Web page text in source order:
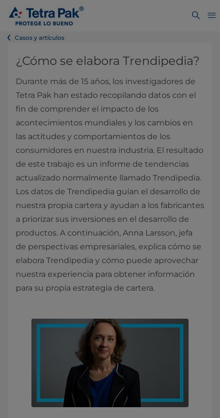
Casos y artículos
¿Cómo se elabora Trendipedia?
Durante más de 15 años, los investigadores de
Tetra Pak han estado recopilando datos con el
fin de comprender el impacto de los
acontecimientos mundiales y los cambios en
las actitudes y comportamientos de los
consumidores en nuestra industria. El resultado
de este trabajo es un informe de tendencias
actualizado normalmente llamado Trendipedia.
Los datos de Trendipedia guían el desarrollo de
nuestra propia cartera y ayudan a los fabricantes
a priorizar sus inversiones en el desarrollo de
productos. A continuación, Anna Larsson, jefa
de perspectivas empresariales, explica cómo se
elabora Trendipedia y cómo puede aprovechar
nuestra experiencia para obtener información
para su propia estrategia de cartera.